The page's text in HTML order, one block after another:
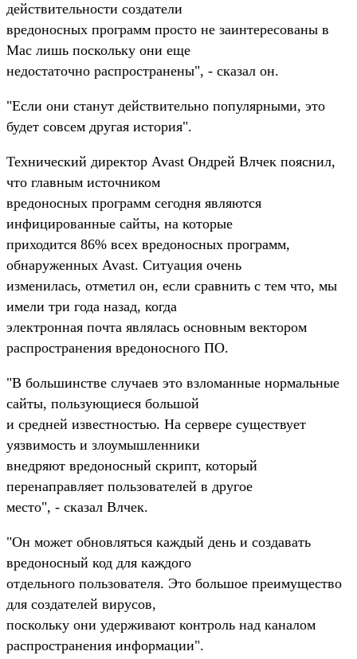
действительности создатели
вредоносных программ просто не заинтересованы в
Mac лишь поскольку они еще
недостаточно распространены", - сказал он.
"Если они станут действительно популярными, это
будет совсем другая история".
Технический директор Avast Ондрей Влчек пояснил,
что главным источником
вредоносных программ сегодня являются
инфицированные сайты, на которые
приходится 86% всех вредоносных программ,
обнаруженных Avast. Ситуация очень
изменилась, отметил он, если сравнить с тем что, мы
имели три года назад, когда
электронная почта являлась основным вектором
распространения вредоносного ПО.
"В большинстве случаев это взломанные нормальные
сайты, пользующиеся большой
и средней известностью. На сервере существует
уязвимость и злоумышленники
внедряют вредоносный скрипт, который
перенаправляет пользователей в другое
место", - сказал Влчек.
"Он может обновляться каждый день и создавать
вредоносный код для каждого
отдельного пользователя. Это большое преимущество
для создателей вирусов,
поскольку они удерживают контроль над каналом
распространения информации".